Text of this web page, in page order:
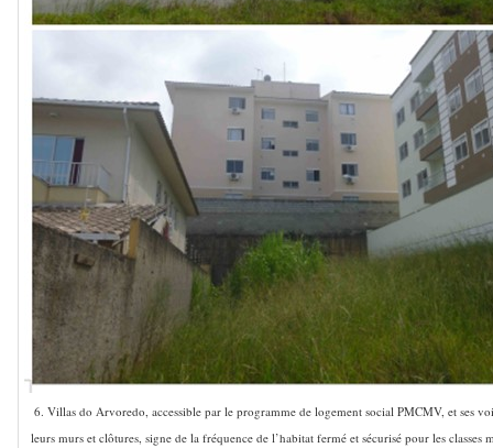
6. Villas do Arvoredo, accessible par le programme de logement social PMCMV, et ses
leurs murs et clôtures, signe de la fréquence de l’habitat fermé et sécurisé pour les classes